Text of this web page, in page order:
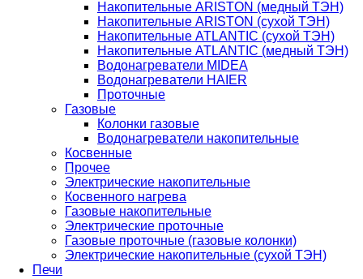
Накопительные ARISTON (медный ТЭН)
Накопительные ARISTON (сухой ТЭН)
Накопительные ATLANTIC (сухой ТЭН)
Накопительные ATLANTIC (медный ТЭН)
Водонагреватели MIDEA
Водонагреватели HAIER
Проточные
Газовые
Колонки газовые
Водонагреватели накопительные
Косвенные
Прочее
Электрические накопительные
Косвенного нагрева
Газовые накопительные
Электрические проточные
Газовые проточные (газовые колонки)
Электрические накопительные (сухой ТЭН)
Печи